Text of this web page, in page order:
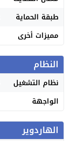
طبقة الحماية
مميزات أخرى
النظام
نظام التشغيل
الواجهة
الهاردوير